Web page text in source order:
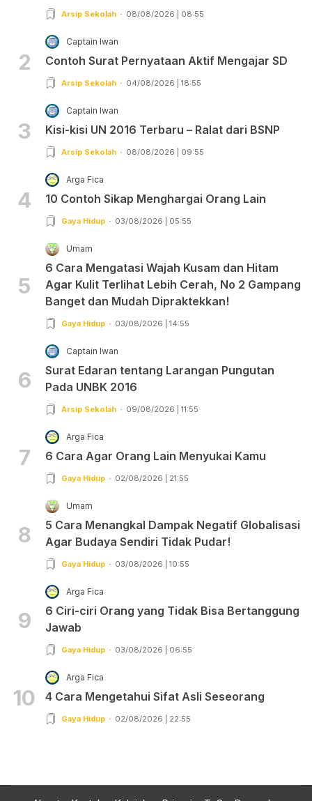
Arsip Sekolah 08/08/2026 | 08:55
2
Captain Iwan
Contoh Surat Pernyataan Aktif Mengajar SD
Arsip Sekolah 04/08/2026 | 18:55
3
Captain Iwan
Kisi-kisi UN 2016 Terbaru – Ralat dari BSNP
Arsip Sekolah 08/08/2026 | 09:55
4
Arga Fica
10 Contoh Sikap Menghargai Orang Lain
Gaya Hidup 03/08/2026 | 05:55
5
Umam
6 Cara Mengatasi Wajah Kusam dan Hitam
Agar Kulit Terlihat Lebih Cerah, No 2 Gampang
Banget dan Mudah Dipraktekkan!
Gaya Hidup 03/08/2026 | 14:55
6
Captain Iwan
Surat Edaran tentang Larangan Pungutan
Pada UNBK 2016
Arsip Sekolah 09/08/2026 | 11:55
7
Arga Fica
6 Cara Agar Orang Lain Menyukai Kamu
Gaya Hidup 02/08/2026 | 21:55
8
Umam
5 Cara Menangkal Dampak Negatif Globalisasi
Agar Budaya Sendiri Tidak Pudar!
Gaya Hidup 03/08/2026 | 10:55
9
Arga Fica
6 Ciri-ciri Orang yang Tidak Bisa Bertanggung
Jawab
Gaya Hidup 03/08/2026 | 06:55
10
Arga Fica
4 Cara Mengetahui Sifat Asli Seseorang
Gaya Hidup 02/08/2026 | 22:55